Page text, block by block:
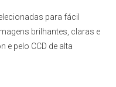
para fácil
brilhantes, claras e
e pelo CCD de alta